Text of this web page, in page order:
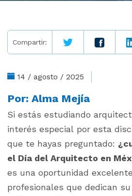
Compartir:
14 / agosto / 2025
Por: Alma Mejía
Si estás estudiando
interés especial por esta
que te hayas preguntado:
el Día del Arquitecto en
es una oportunidad
profesionales que dedican